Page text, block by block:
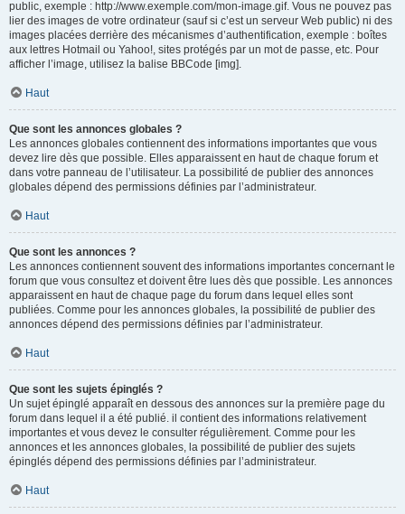
public, exemple : http://www.exemple.com/mon-image.gif. Vous ne pouvez pas
lier des images de votre ordinateur (sauf si c’est un serveur Web public) ni des
images placées derrière des mécanismes d’authentification, exemple : boîtes
aux lettres Hotmail ou Yahoo!, sites protégés par un mot de passe, etc. Pour
afficher l’image, utilisez la balise BBCode [img].
Haut
Que sont les annonces globales ?
Les annonces globales contiennent des informations importantes que vous
devez lire dès que possible. Elles apparaissent en haut de chaque forum et
dans votre panneau de l’utilisateur. La possibilité de publier des annonces
globales dépend des permissions définies par l’administrateur.
Haut
Que sont les annonces ?
Les annonces contiennent souvent des informations importantes concernant le
forum que vous consultez et doivent être lues dès que possible. Les annonces
apparaissent en haut de chaque page du forum dans lequel elles sont
publiées. Comme pour les annonces globales, la possibilité de publier des
annonces dépend des permissions définies par l’administrateur.
Haut
Que sont les sujets épinglés ?
Un sujet épinglé apparaît en dessous des annonces sur la première page du
forum dans lequel il a été publié. il contient des informations relativement
importantes et vous devez le consulter régulièrement. Comme pour les
annonces et les annonces globales, la possibilité de publier des sujets
épinglés dépend des permissions définies par l’administrateur.
Haut